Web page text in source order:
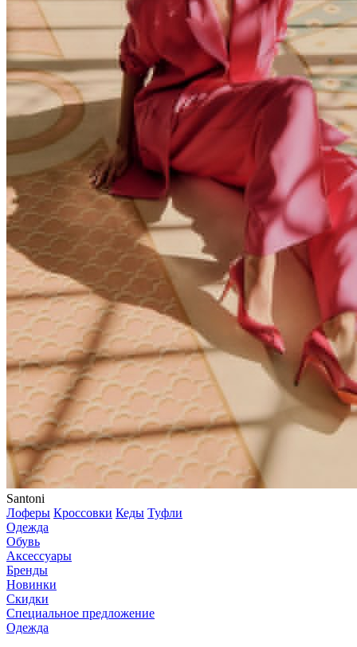
Santoni
Лоферы Кроссовки Кеды Туфли
Одежда
Обувь
Аксессуары
Бренды
Новинки
Скидки
Специальное предложение
Одежда